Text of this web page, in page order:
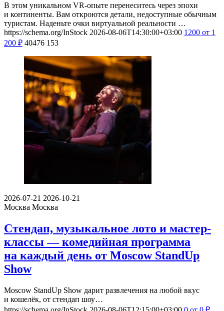
В этом уникальном VR-опыте перенеситесь через эпохи
и континенты. Вам откроются детали, недоступные обычным
туристам. Наденьте очки виртуальной реальности …
https://schema.org/InStock 2026-08-06T14:30:00+03:00 1200 от 1
200 ₽ 40476 153
2026-07-21 2026-10-21
Москва Москва
Стендап, музыкальное лото и мастер-
классы — комедийная программа
на каждый день от Moscow StandUp
Show
Moscow StandUp Show дарит развлечения на любой вкус
и кошелёк, от стендап шоу…